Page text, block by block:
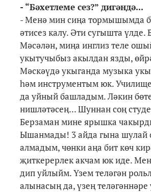
- “Бәхетлеме сез?” дигәндә...
- Менә мин сиңа тормышымда
әтисез калу. Әти сугышта
Мәсәлән, миңа инглиз теле
укытучыбыз акылдан язды,
Мәскәүдә укыганда музыка
һәм инструментым юк.
да уйный башладым. Ләкин
нишләтәсең... Шуннан соң
Берзаман мине ярышка
Ышанмады! 3 айда гына шулай
алмадым, чөнки аңа бит көч
җиткерерлек акчам юк иде.
дип уйлыйм. Үзем теләгән
алынасың да, үзең